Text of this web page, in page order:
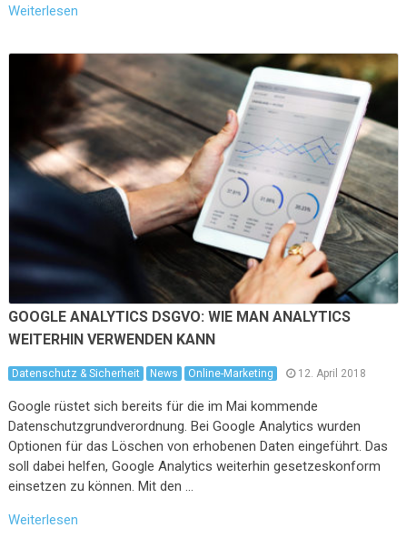
Weiterlesen
GOOGLE ANALYTICS DSGVO: WIE MAN ANALYTICS
WEITERHIN VERWENDEN KANN
Datenschutz & Sicherheit News Online-Marketing 12. April 2018
Google rüstet sich bereits für die im Mai kommende
Datenschutzgrundverordnung. Bei Google Analytics wurden
Optionen für das Löschen von erhobenen Daten eingeführt. Das
soll dabei helfen, Google Analytics weiterhin gesetzeskonform
einsetzen zu können. Mit den …
Weiterlesen